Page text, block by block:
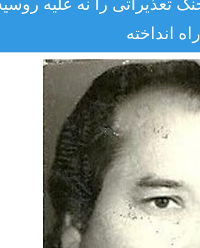
تعذیراتی را نه علیه
راه انداخته